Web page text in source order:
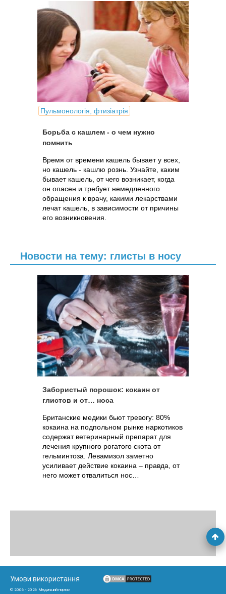
Пульмонологія, фтизіатрія
Борьба с кашлем - о чем нужно
помнить
Время от времени кашель бывает у всех,
но кашель - кашлю рознь. Узнайте, каким
бывает кашель, от чего возникает, когда
он опасен и требует немедленного
обращения к врачу, какими лекарствами
лечат кашель, в зависимости от причины
его возникновения.
Новости на тему: глисты в носу
Забористый порошок: кокаин от
глистов и от… носа
Британские медики бьют тревогу: 80%
кокаина на подпольном рынке наркотиков
содержат ветеринарный препарат для
лечения крупного рогатого скота от
гельминтоза. Левамизол заметно
усиливает действие кокаина – правда, от
него может отвалиться нос…
Умови використання
© 2006 - 2026 Медичний портал